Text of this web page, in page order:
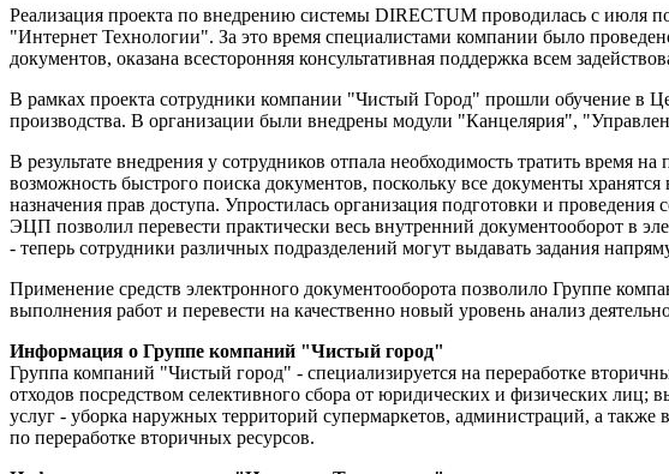
Реализация проекта по внедрению системы DIRECTUM проводилась с июля
"Интернет Технологии". За это время специалистами компании было
документов, оказана всесторонняя консультативная поддержка всем
В рамках проекта сотрудники компании "Чистый Город" прошли обучение в
производства. В организации были внедрены модули "Канцелярия",
В результате внедрения у сотрудников отпала необходимость тратить
возможность быстрого поиска документов, поскольку все документы
назначения прав доступа. Упростилась организация подготовки и
ЭЦП позволил перевести практически весь внутренний документооборот в
- теперь сотрудники различных подразделений могут выдавать задания
Применение средств электронного документооборота позволило Группе
выполнения работ и перевести на качественно новый уровень анализ
Информация о Группе компаний "Чистый город"
Группа компаний "Чистый город" - специализируется на переработке
отходов посредством селективного сбора от юридических и физических лиц;
услуг - уборка наружных территорий супермаркетов, администраций, а
по переработке вторичных ресурсов.